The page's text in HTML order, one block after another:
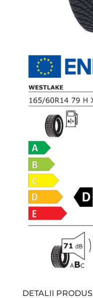
DETALII PRODUS